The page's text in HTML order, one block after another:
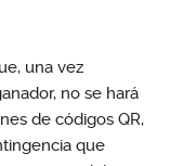
una vez
no se hará
de códigos QR,
que